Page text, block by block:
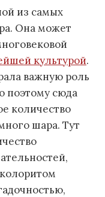
из самых
Она может
культурой.
важную роль
поэтому сюда
количество
шара. Тут